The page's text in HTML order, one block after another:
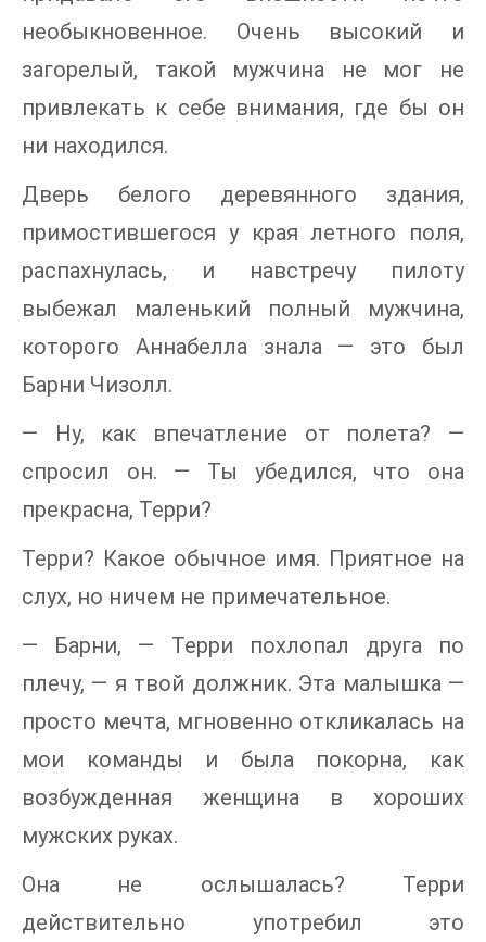
необыкновенное. Очень высокий и
загорелый, такой мужчина не мог не
привлекать к себе внимания, где бы он
ни находился.
Дверь белого деревянного здания,
примостившегося у края летного поля,
распахнулась, и навстречу пилоту
выбежал маленький полный мужчина,
которого Аннабелла знала — это был
Барни Чизолл.
— Ну, как впечатление от полета? —
спросил он. — Ты убедился, что она
прекрасна, Терри?
Терри? Какое обычное имя. Приятное на
слух, но ничем не примечательное.
— Барни, — Терри похлопал друга по
плечу, — я твой должник. Эта малышка —
просто мечта, мгновенно откликалась на
мои команды и была покорна, как
возбужденная женщина в хороших
мужских руках.
Она не ослышалась? Терри
действительно употребил это